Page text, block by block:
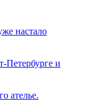
настало
Петербурге и
ателье.